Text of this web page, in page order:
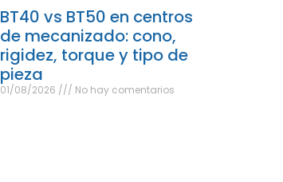
BT40 vs BT50 en centros
de mecanizado: cono,
rigidez, torque y tipo de
pieza
01/08/2026 No hay comentarios